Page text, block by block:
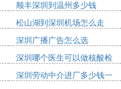
顺丰深圳到温州多少钱
松山湖到深圳机场怎么走
深圳广播广告怎么选
深圳哪个医生可以做核酸检
测
深圳劳动中介进厂多少钱一